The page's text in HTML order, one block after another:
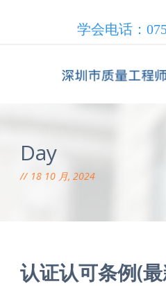
学会电话：
Day
18 10 月, 2024
认证认可条例(